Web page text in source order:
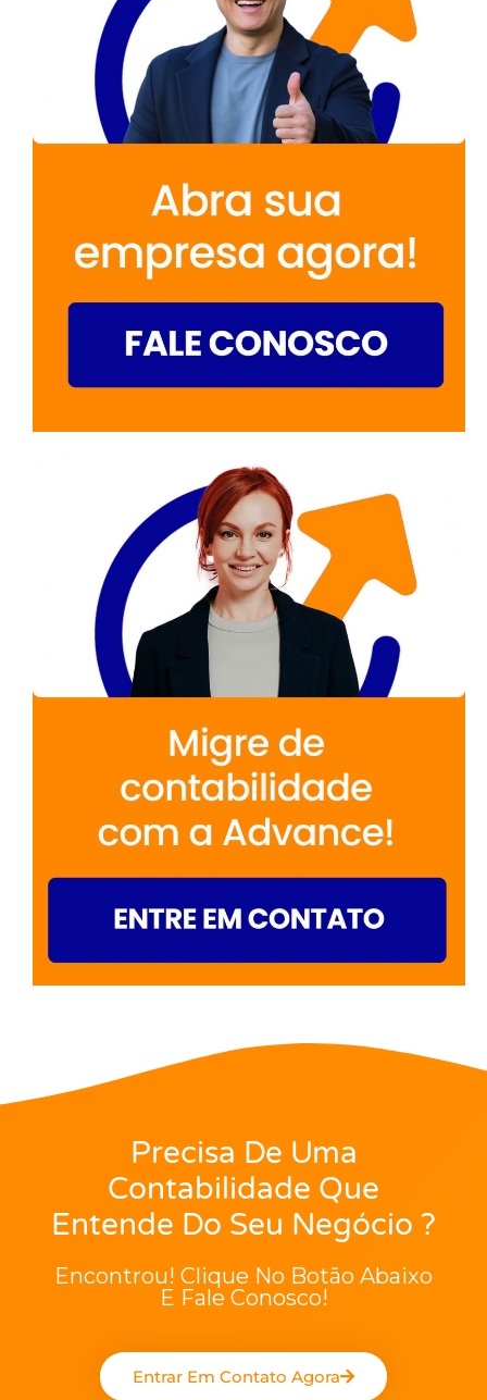
Precisa De Uma
Contabilidade Que
Entende Do Seu Negócio ?
Encontrou! Clique No Botão Abaixo
E Fale Conosco!
Entrar Em Contato Agora